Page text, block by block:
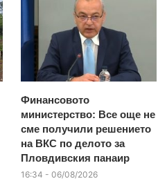
Финансовото
министерство: Все още не
сме получили решението
на ВКС по делото за
Пловдивския панаир
16:34 - 06/08/2026